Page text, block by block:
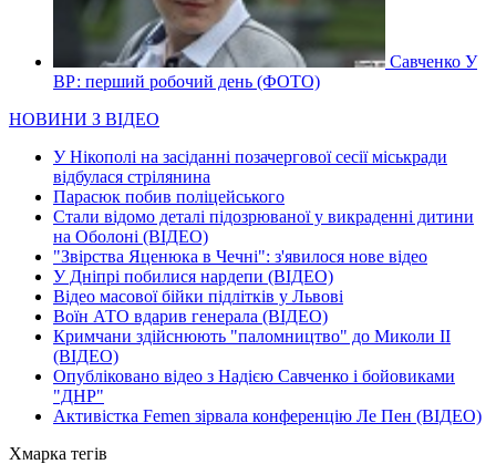
Савченко У
ВР: перший робочий день (ФОТО)
НОВИНИ З ВІДЕО
У Нікополі на засіданні позачергової сесії міськради
відбулася стрілянина
Парасюк побив поліцейського
Стали відомо деталі підозрюваної у викраденні дитини
на Оболоні (ВІДЕО)
"Звірства Яценюка в Чечні": з'явилося нове відео
У Дніпрі побилися нардепи (ВІДЕО)
Відео масової бійки підлітків у Львові
Воїн АТО вдарив генерала (ВІДЕО)
Кримчани здійснюють "паломництво" до Миколи ІІ
(ВІДЕО)
Опубліковано відео з Надією Савченко і бойовиками
"ДНР"
Активістка Femen зірвала конференцію Ле Пен (ВІДЕО)
Хмарка тегів